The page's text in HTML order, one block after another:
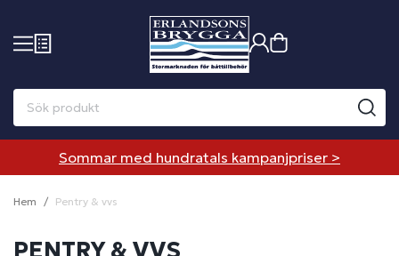
Sommar med hundratals kampanjpriser >
Hem Pentry & vvs